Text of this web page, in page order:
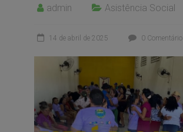
admin Asistência Social
14 de abril de 2025 0 Comentário